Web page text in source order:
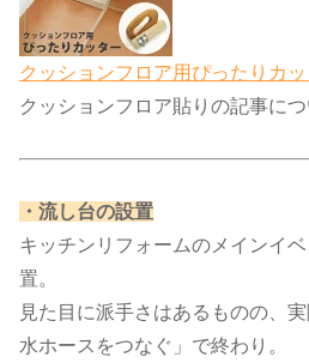
クッションフロア用ぴったりカ
クッションフロア貼りの記事につ
​・流し台の設置​
キッチンリフォームのメインイ
置。
見た目に派手さはあるものの、
水ホースをつなぐ」で終わり。